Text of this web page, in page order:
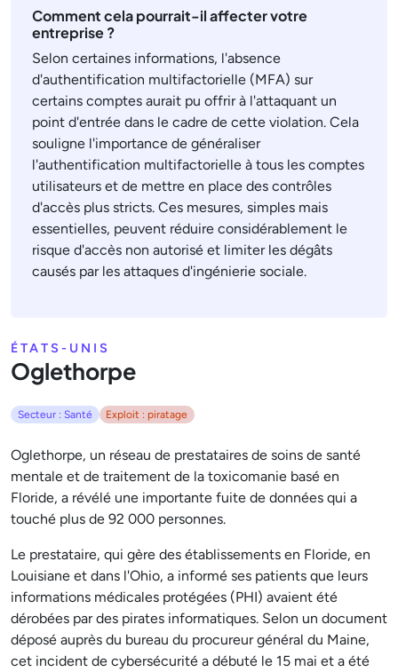
Comment cela pourrait-il affecter votre
entreprise ?
Selon certaines informations, l'absence
d'authentification multifactorielle (MFA) sur
certains comptes aurait pu offrir à l'attaquant un
point d'entrée dans le cadre de cette violation. Cela
souligne l'importance de généraliser
l'authentification multifactorielle à tous les comptes
utilisateurs et de mettre en place des contrôles
d'accès plus stricts. Ces mesures, simples mais
essentielles, peuvent réduire considérablement le
risque d'accès non autorisé et limiter les dégâts
causés par les attaques d'ingénierie sociale.
ÉTATS-UNIS
Oglethorpe
Secteur : Santé Exploit : piratage
Oglethorpe, un réseau de prestataires de soins de santé
mentale et de traitement de la toxicomanie basé en
Floride, a révélé une importante fuite de données qui a
touché plus de 92 000 personnes.
Le prestataire, qui gère des établissements en Floride, en
Louisiane et dans l'Ohio, a informé ses patients que leurs
informations médicales protégées (PHI) avaient été
dérobées par des pirates informatiques. Selon un document
déposé auprès du bureau du procureur général du Maine,
cet incident de cybersécurité a débuté le 15 mai et a été